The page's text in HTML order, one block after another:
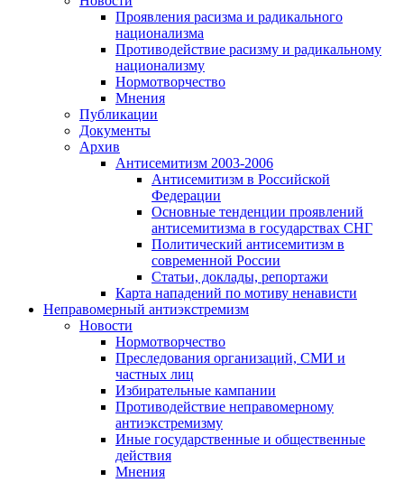
Проявления расизма и радикального
национализма
Противодействие расизму и радикальному
национализму
Нормотворчество
Мнения
Публикации
Документы
Архив
Антисемитизм 2003-2006
Антисемитизм в Российской
Федерации
Основные тенденции проявлений
антисемитизма в государствах СНГ
Политический антисемитизм в
современной России
Статьи, доклады, репортажи
Карта нападений по мотиву ненависти
Неправомерный антиэкстремизм
Новости
Нормотворчество
Преследования организаций, СМИ и
частных лиц
Избирательные кампании
Противодействие неправомерному
антиэкстремизму
Иные государственные и общественные
действия
Мнения